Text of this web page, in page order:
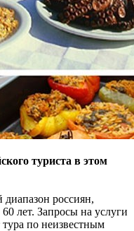
туриста в этом
диапазон россиян,
лет. Запросы на услуги
по неизвестным